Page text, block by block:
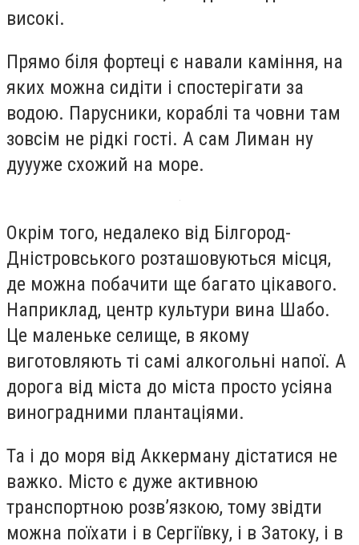
високі.
Прямо біля фортеці є навали каміння, на
яких можна сидіти і спостерігати за
водою. Парусники, кораблі та човни там
зовсім не рідкі гості. А сам Лиман ну
дуууже схожий на море.
Окрім того, недалеко від Білгород-
Дністровського розташовуються місця,
де можна побачити ще багато цікавого.
Наприклад, центр культури вина Шабо.
Це маленьке селище, в якому
виготовляють ті самі алкогольні напої. А
дорога від міста до міста просто усіяна
виноградними плантаціями.
Та і до моря від Аккерману дістатися не
важко. Місто є дуже активною
транспортною розв’язкою, тому звідти
можна поїхати і в Сергіївку, і в Затоку, і в